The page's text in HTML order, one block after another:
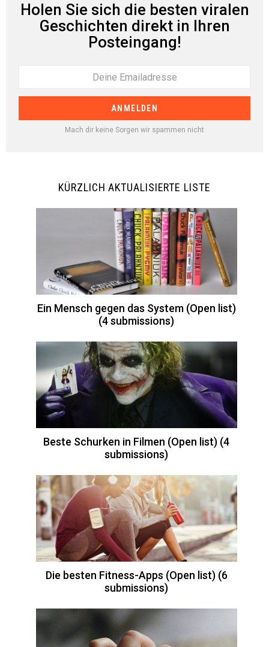
Holen Sie sich die besten viralen
Geschichten direkt in Ihren
Posteingang!
Mach dir keine Sorgen wir spammen nicht
KÜRZLICH AKTUALISIERTE LISTE
Ein Mensch gegen das System (Open list)
(4 submissions)
Beste Schurken in Filmen (Open list) (4
submissions)
Die besten Fitness-Apps (Open list) (6
submissions)